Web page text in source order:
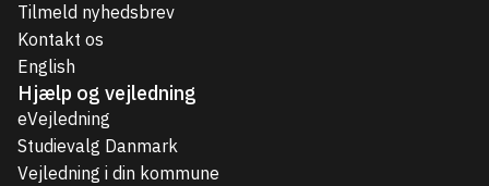
Tilmeld nyhedsbrev
Kontakt os
English
Hjælp og vejledning
eVejledning
Studievalg Danmark
Vejledning i din kommune